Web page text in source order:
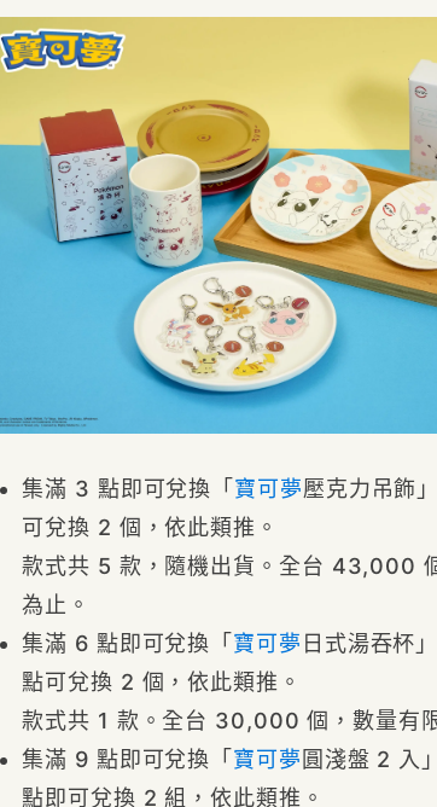
集滿 3 點即可兌換「寶可夢壓克力吊飾
可兌換 2 個，依此類推。
款式共 5 款，隨機出貨。全台 43,000
為止。
集滿 6 點即可兌換「寶可夢 日式湯吞杯
點可兌換 2 個，依此類推。
款式共 1 款。全台 30,000 個，數量有
集滿 9 點即可兌換「寶可夢圓淺盤 2 入
點即可兌換 2 組，依此類推。